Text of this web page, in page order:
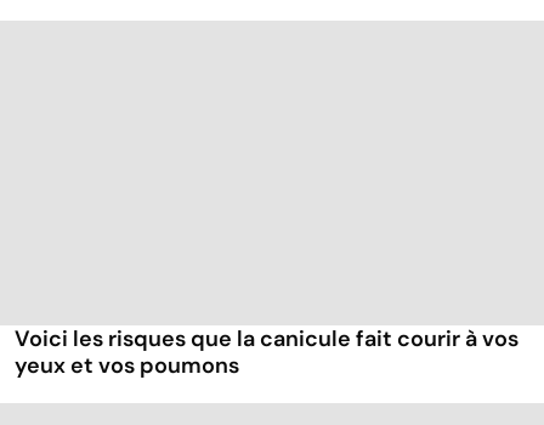
Voici les risques que la canicule fait courir à vos
yeux et vos poumons